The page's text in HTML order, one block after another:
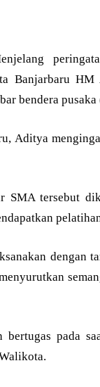
Banjarbaru
bendera
Aditya
SMA tersebut
dengan
pada